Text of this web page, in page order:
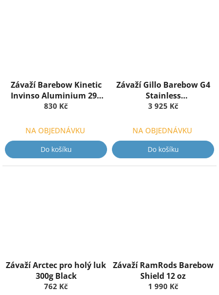
Závaží Barebow Kinetic
Invinso Aluminium 290
gramů
830 Kč
NA OBJEDNÁVKU
Do košíku
Závaží Gillo Barebow G4
Stainless
Steel/Aluminium
3 925 Kč
NA OBJEDNÁVKU
Do košíku
Závaží Arctec pro holý luk
300g Black
762 Kč
Závaží RamRods Barebow
Shield 12 oz
1 990 Kč